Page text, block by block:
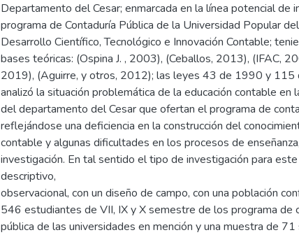
Departamento del Cesar; enmarcada en la línea potencial de
programa de Contaduría Pública de la Universidad Popular
Desarrollo Científico, Tecnológico e Innovación Contable;
bases teóricas: (Ospina J. , 2003), (Ceballos, 2013), (IFAC,
2019), (Aguirre, y otros, 2012); las leyes 43 de 1990 y 115
analizó la situación problemática de la educación contable en
del departamento del Cesar que ofertan el programa de
reflejándose una deficiencia en la construcción del
contable y algunas dificultades en los procesos de
investigación. En tal sentido el tipo de investigación para
descriptivo,
observacional, con un diseño de campo, con una población
546 estudiantes de VII, IX y X semestre de los programa de
pública de las universidades en mención y una muestra de